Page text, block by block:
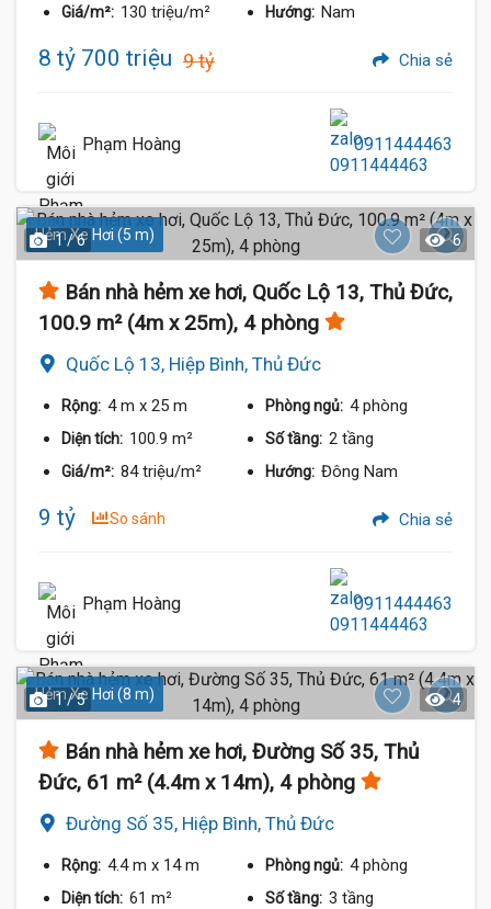
Giá/m²: 130 triệu/m² Hướng: Nam
8 tỷ 700 triệu 9 tỷ Chia sẻ
Phạm Hoàng 0911444463
Hẻm Xe Hơi (5 m)
1 / 6 6
Bán nhà hẻm xe hơi, Quốc Lộ 13, Thủ Đức,
100.9 m² (4m x 25m), 4 phòng
Quốc Lộ 13, Hiệp Bình, Thủ Đức
Rộng: 4 m x 25 m Phòng ngủ: 4 phòng
Diện tích: 100.9 m² Số tầng: 2 tầng
Giá/m²: 84 triệu/m² Hướng: Đông Nam
9 tỷ So sánh Chia sẻ
Phạm Hoàng 0911444463
Hẻm Xe Hơi (8 m)
1 / 5 4
Bán nhà hẻm xe hơi, Đường Số 35, Thủ
Đức, 61 m² (4.4m x 14m), 4 phòng
Đường Số 35, Hiệp Bình, Thủ Đức
Rộng: 4.4 m x 14 m Phòng ngủ: 4 phòng
Diện tích: 61 m² Số tầng: 3 tầng